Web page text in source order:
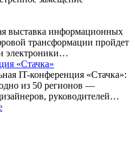
выставка информационных
трансформации пройдет
электроники…
«Стачка»
IT-конференция «Стачка»:
из 50 регионов —
руководителей…